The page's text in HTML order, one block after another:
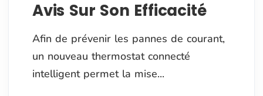
Avis Sur Son Efficacité
Afin de prévenir les pannes de courant,
un nouveau thermostat connecté
intelligent permet la mise...